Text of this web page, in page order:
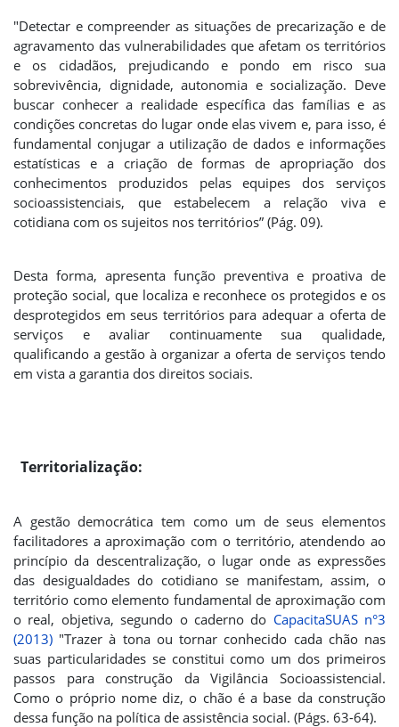
"Detectar e compreender as situações de precarização e de
agravamento das vulnerabilidades que afetam os territórios
e os cidadãos, prejudicando e pondo em risco sua
sobrevivência, dignidade, autonomia e socialização. Deve
buscar conhecer a realidade específica das famílias e as
condições concretas do lugar onde elas vivem e, para isso, é
fundamental conjugar a utilização de dados e informações
estatísticas e a criação de formas de apropriação dos
conhecimentos produzidos pelas equipes dos serviços
socioassistenciais, que estabelecem a relação viva e
cotidiana com os sujeitos nos territórios” (Pág. 09).
Desta forma, apresenta função preventiva e proativa de
proteção social, que localiza e reconhece os protegidos e os
desprotegidos em seus territórios para adequar a oferta de
serviços e avaliar continuamente sua qualidade,
qualificando a gestão à organizar a oferta de serviços tendo
em vista a garantia dos direitos sociais.
Territorialização:
A gestão democrática tem como um de seus elementos
facilitadores a aproximação com o território, atendendo ao
princípio da descentralização, o lugar onde as expressões
das desigualdades do cotidiano se manifestam, assim, o
território como elemento fundamental de aproximação com
o real, objetiva, segundo o caderno do CapacitaSUAS n°3
(2013) "Trazer à tona ou tornar conhecido cada chão nas
suas particularidades se constitui como um dos primeiros
passos para construção da Vigilância Socioassistencial.
Como o próprio nome diz, o chão é a base da construção
dessa função na política de assistência social. (Págs. 63-64).